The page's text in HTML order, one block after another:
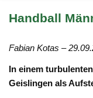
Handball
Fabian Kotas –
In einem
Geislingen als